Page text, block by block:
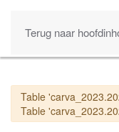
Terug naar
Waarschuwing
Table
Table